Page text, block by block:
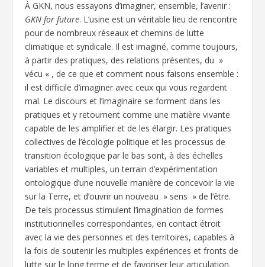
À GKN, nous essayons d’imaginer, ensemble, l’avenir :
GKN for future. L’usine est un véritable lieu de rencontre
pour de nombreux réseaux et chemins de lutte
climatique et syndicale. Il est imaginé, comme toujours,
à partir des pratiques, des relations présentes, du »
vécu « , de ce que et comment nous faisons ensemble :
il est difficile d’imaginer avec ceux qui vous regardent
mal. Le discours et l’imaginaire se forment dans les
pratiques et y retournent comme une matière vivante
capable de les amplifier et de les élargir. Les pratiques
collectives de l’écologie politique et les processus de
transition écologique par le bas sont, à des échelles
variables et multiples, un terrain d’expérimentation
ontologique d’une nouvelle manière de concevoir la vie
sur la Terre, et d’ouvrir un nouveau » sens » de l’être.
De tels processus stimulent l’imagination de formes
institutionnelles correspondantes, en contact étroit
avec la vie des personnes et des territoires, capables à
la fois de soutenir les multiples expériences et fronts de
lutte sur le long terme et de favoriser leur articulation.